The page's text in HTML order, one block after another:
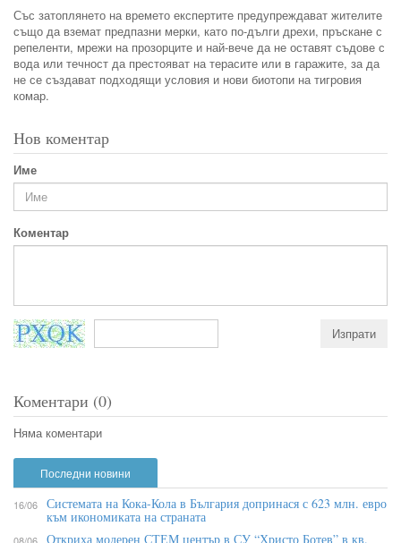
Със затоплянето на времето експертите предупреждават жителите
също да вземат предпазни мерки, като по-дълги дрехи, пръскане с
репеленти, мрежи на прозорците и най-вече да не оставят съдове с
вода или течност да престояват на терасите или в гаражите, за да
не се създават подходящи условия и нови биотопи на тигровия
комар.
Нов коментар
Име
Коментар
Коментари (0)
Няма коментари
Последни новини
16/06 Системата на Кока-Кола в България допринася с 623 млн. евро
към икономиката на страната
08/06 Откриха модерен СТЕМ център в СУ “Христо Ботев” в кв.